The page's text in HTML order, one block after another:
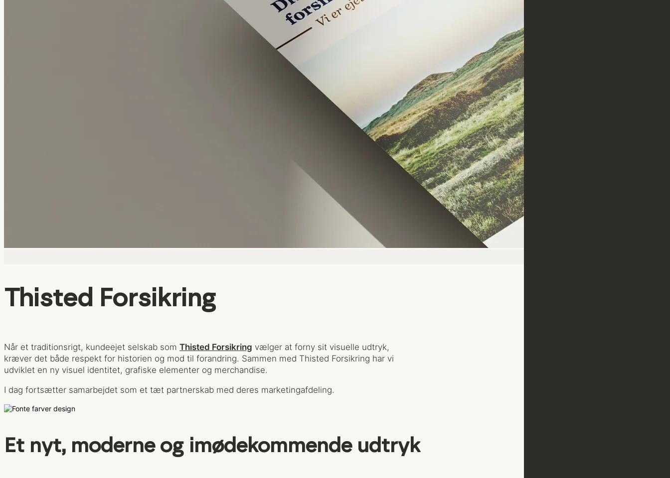
Thisted Forsikring
Når et traditionsrigt, kundeejet selskab som Thisted Forsikring vælger at forny sit visuelle udtryk,
kræver det både respekt for historien og mod til forandring. Sammen med Thisted Forsikring har vi
udviklet en ny visuel identitet, grafiske elementer og merchandise.
I dag fortsætter samarbejdet som et tæt partnerskab med deres marketingafdeling.
Et nyt, moderne og imødekommende udtryk